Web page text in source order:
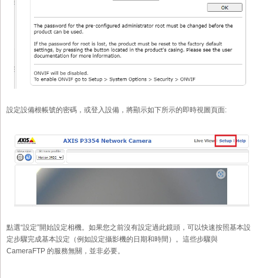
設定設備根帳號的密碼，或登入設備，將顯示如下所示的即時視圖頁面:
點選“設定”開始設定相機。如果您之前沒有設定過此鏡頭，可以快速按照基本設
定步驟完成基本設定（例如設定攝影機的日期和時間）。這些步驟與
CameraFTP 的服務無關，並非必要。